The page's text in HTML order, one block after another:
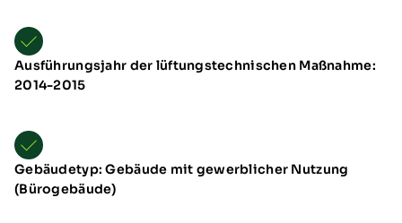
Ausführungsjahr der lüftungstechnischen Maßnahme:
2014-2015
Gebäudetyp: Gebäude mit gewerblicher Nutzung
(Bürogebäude)